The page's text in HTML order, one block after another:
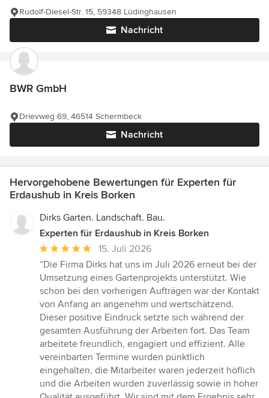
Nachricht
Rudolf-Diesel-Str. 15, 59348 Lüdinghausen
BWR GmbH
Nachricht
Drievweg 69, 46514 Schermbeck
Hervorgehobene Bewertungen für Experten für
Erdaushub in Kreis Borken
Dirks Garten. Landschaft. Bau.
Experten für Erdaushub in Kreis Borken
Durchschnittliche
Bewertung:
5
von
5
Sternen
15. Juli 2026
“Die Firma Dirks hat uns im Juli 2026 erneut bei der
Umsetzung eines Gartenprojekts unterstützt. Wie
schon bei den vorherigen Aufträgen war der Kontakt
von Anfang an angenehm und wertschätzend.
Dieser positive Eindruck setzte sich während der
gesamten Ausführung der Arbeiten fort. Das Team
arbeitete freundlich, engagiert und effizient. Alle
vereinbarten Termine wurden pünktlich
eingehalten, die Mitarbeiter waren jederzeit höflich
und die Arbeiten wurden zuverlässig sowie in hoher